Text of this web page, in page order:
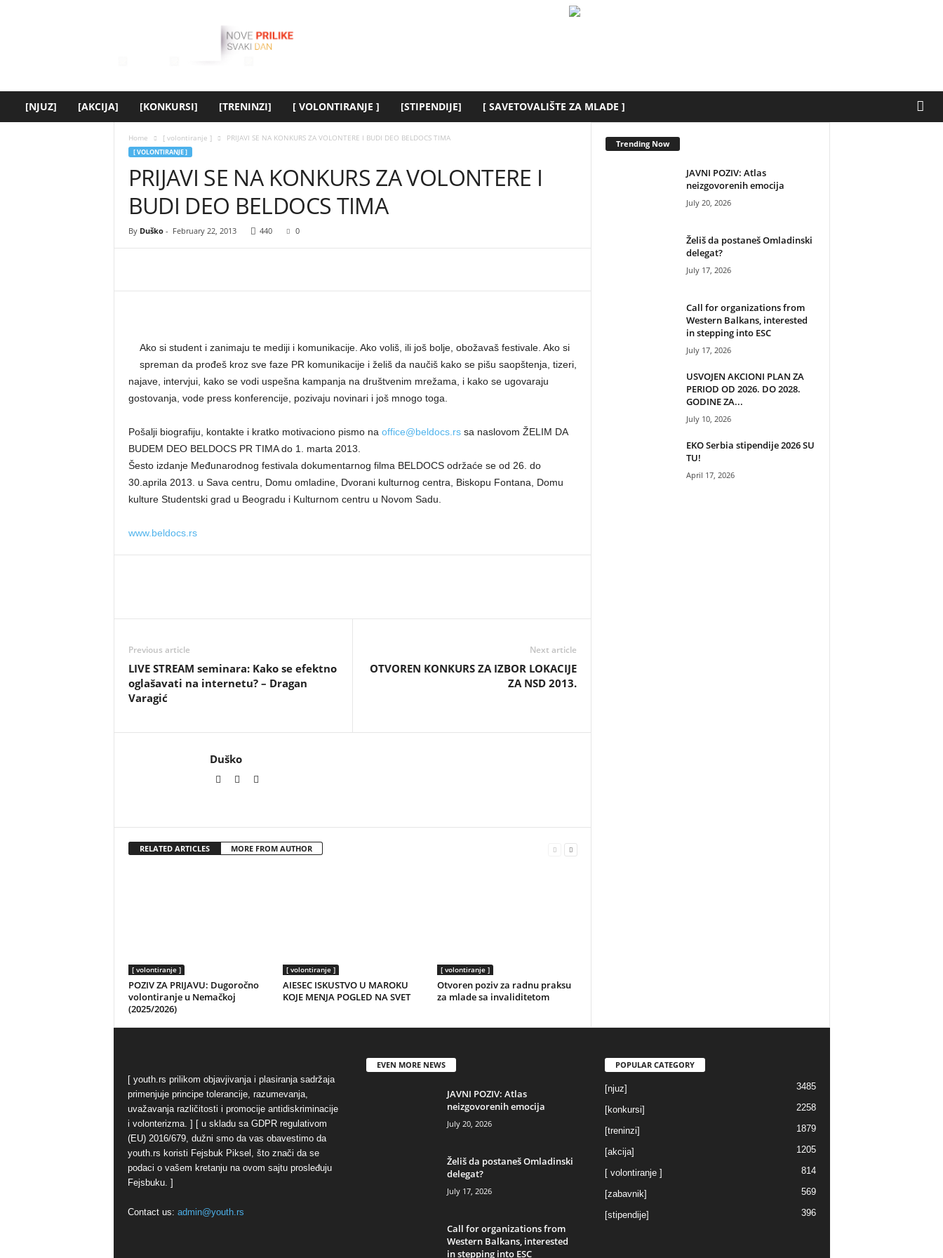
.
[NJUZ] [AKCIJA] [KONKURSI] [TRENINZI] [ VOLONTIRANJE ] [STIPENDIJE] [ SAVETOVALIŠTE ZA MLADE ]
Home [ volontiranje ] PRIJAVI SE NA KONKURS ZA VOLONTERE I BUDI DEO BELDOCS TIMA
[ VOLONTIRANJE ]
PRIJAVI SE NA KONKURS ZA VOLONTERE I
BUDI DEO BELDOCS TIMA
By Duško- February 22, 2013 440 0
Ako si student i zanimaju te mediji i komunikacije. Ako voliš, ili još bolje, obožavaš festivale. Ako si
spreman da prođeš kroz sve faze PR komunikacije i želiš da naučiš kako se pišu saopštenja, tizeri,
najave, intervjui, kako se vodi uspešna kampanja na društvenim mrežama, i kako se ugovaraju
gostovanja, vode press konferencije, pozivaju novinari i još mnogo toga.
Pošalji biografiju, kontakte i kratko motivaciono pismo na office@beldocs.rssa naslovom ŽELIM DA
BUDEM DEO BELDOCS PR TIMA do 1. marta 2013.
Šesto izdanje Međunarodnog festivala dokumentarnog filma BELDOCS održaće se od 26. do
30.aprila 2013. u Sava centru, Domu omladine, Dvorani kulturnog centra, Biskopu Fontana, Domu
kulture Studentski grad u Beogradu i Kulturnom centru u Novom Sadu.
www.beldocs.rs
Previous article
LIVE STREAM seminara: Kako se efektno
oglašavati na internetu? – Dragan
Varagić
Next article
OTVOREN KONKURS ZA IZBOR LOKACIJE
ZA NSD 2013.
Duško
RELATED ARTICLES MORE FROM AUTHOR
[ volontiranje ]
POZIV ZA PRIJAVU: Dugoročno
volontiranje u Nemačkoj
(2025/2026)
[ volontiranje ]
AIESEC ISKUSTVO U MAROKU
KOJE MENJA POGLED NA SVET
[ volontiranje ]
Otvoren poziv za radnu praksu
za mlade sa invaliditetom
Trending Now
JAVNI POZIV: Atlas
neizgovorenih emocija
July 20, 2026
Želiš da postaneš Omladinski
delegat?
July 17, 2026
Call for organizations from
Western Balkans, interested
in stepping into ESC
July 17, 2026
USVOJEN AKCIONI PLAN ZA
PERIOD OD 2026. DO 2028.
GODINE ZA...
July 10, 2026
EKO Serbia stipendije 2026 SU
TU!
April 17, 2026
[ youth.rs prilikom objavjivanja i plasiranja sadržaja
primenjuje principe tolerancije, razumevanja,
uvažavanja različitosti i promocije antidiskriminacije
i volonterizma. ] [ u skladu sa GDPR regulativom
(EU) 2016/679, dužni smo da vas obavestimo da
youth.rs koristi Fejsbuk Piksel, što znači da se
podaci o vašem kretanju na ovom sajtu prosleđuju
Fejsbuku. ]
Contact us: admin@youth.rs
EVEN MORE NEWS
JAVNI POZIV: Atlas
neizgovorenih emocija
July 20, 2026
Želiš da postaneš Omladinski
delegat?
July 17, 2026
Call for organizations from
Western Balkans, interested
in stepping into ESC
POPULAR CATEGORY
[njuz] 3485
[konkursi] 2258
[treninzi] 1879
[akcija] 1205
[ volontiranje ] 814
[zabavnik] 569
[stipendije] 396